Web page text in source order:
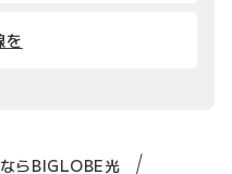
を
らBIGLOBE光